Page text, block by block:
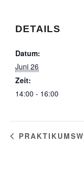
DETAILS
Datum:
Juni 26
Zeit:
14:00 - 16:00